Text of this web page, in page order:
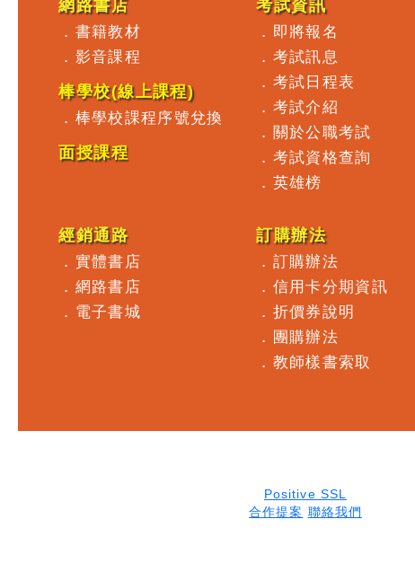
網路書店
． 書籍教材
． 影音課程
棒學校(線上課程)
． 棒學校課程序號兌換
面授課程
考試資訊
． 即將報名
． 考試訊息
． 考試日程表
． 考試介紹
． 關於公職考試
． 考試資格查詢
． 英雄榜
經銷通路
． 實體書店
． 網路書店
． 電子書城
訂購辦法
． 訂購辦法
． 信用卡分期資訊
． 折價券說明
．
團購辦法
． 教師樣書索取
Positive SSL
合作提案 聯絡我們